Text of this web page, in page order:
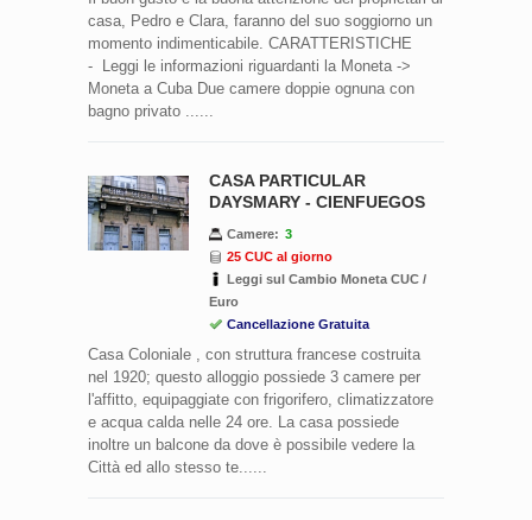
casa, Pedro e Clara, faranno del suo soggiorno un
momento indimenticabile. CARATTERISTICHE
- Leggi le informazioni riguardanti la Moneta ->
Moneta a Cuba Due camere doppie ognuna con
bagno privato ......
CASA PARTICULAR
DAYSMARY - CIENFUEGOS
Camere: 3
25 CUC al giorno
Leggi sul Cambio Moneta CUC /
Euro
Cancellazione Gratuita
Casa Coloniale , con struttura francese costruita
nel 1920; questo alloggio possiede 3 camere per
l'affitto, equipaggiate con frigorifero, climatizzatore
e acqua calda nelle 24 ore. La casa possiede
inoltre un balcone da dove è possibile vedere la
Città ed allo stesso te......